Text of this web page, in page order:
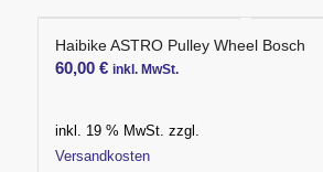
Haibike ASTRO Pulley Wheel Bosch
60,00 € inkl. MwSt.
inkl. 19 % MwSt. zzgl.
Versandkosten